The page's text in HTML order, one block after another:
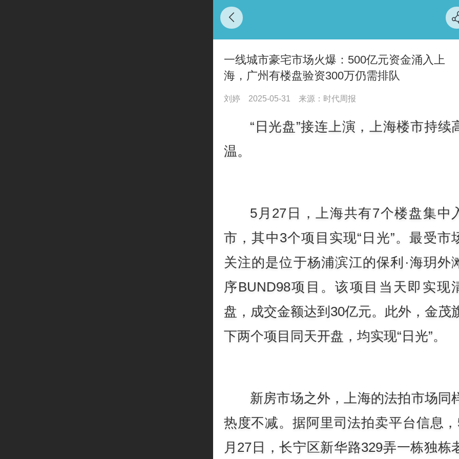
一线城市豪宅市场火爆：500亿元资金涌入上
海，广州有楼盘验资300万仍需排队
刘婷 2025-05-31 来源：时代周报
“日光盘”接连上演，上海楼市持续
温。
5月27日，上海共有7个楼盘集中
市，其中3个项目实现“日光”。最受市
关注的是位于杨浦滨江的保利·海玥外
序BUND98项目。该项目当天即实现
盘，成交金额达到30亿元。此外，金茂
下两个项目同天开盘，均实现“日光”。
新房市场之外，上海的法拍市场同
热度不减。据阿里司法拍卖平台信息
月27日，长宁区新华路329弄一栋独栋